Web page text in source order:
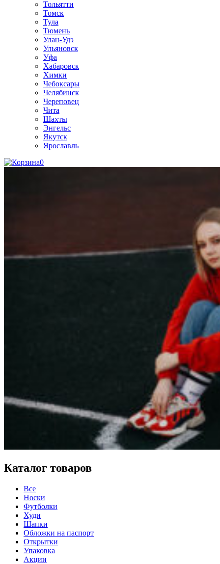
Тольятти
Томск
Тула
Тюмень
Улан-Удэ
Ульяновск
Уфа
Хабаровск
Химки
Чебоксары
Челябинск
Череповец
Чита
Шахты
Энгельс
Якутск
Ярославль
0
Каталог товаров
Все
Носки
Футболки
Худи
Шапки
Обложки на паспорт
Открытки
Упаковка
Акции